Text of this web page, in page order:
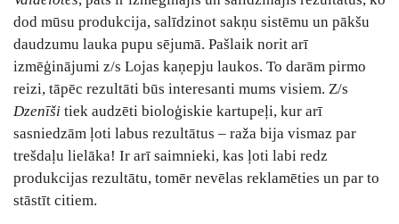
dod mūsu produkcija, salīdzinot sakņu sistēmu un pākšu
daudzumu lauka pupu sējumā. Pašlaik norit arī
izmēģinājumi z/s Lojas kaņepju laukos. To darām pirmo
reizi, tāpēc rezultāti būs interesanti mums visiem. Z/s
Dzenīši tiek audzēti bioloģiskie kartupeļi, kur arī
sasniedzām ļoti labus rezultātus – raža bija vismaz par
trešdaļu lielāka! Ir arī saimnieki, kas ļoti labi redz
produkcijas rezultātu, tomēr nevēlas reklamēties un par to
stāstīt citiem.